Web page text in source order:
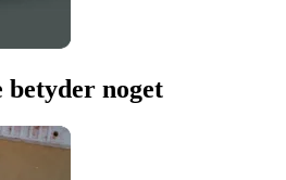
betyder noget